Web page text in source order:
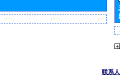
联系人